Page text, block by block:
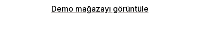
Demo mağazayı görüntüle